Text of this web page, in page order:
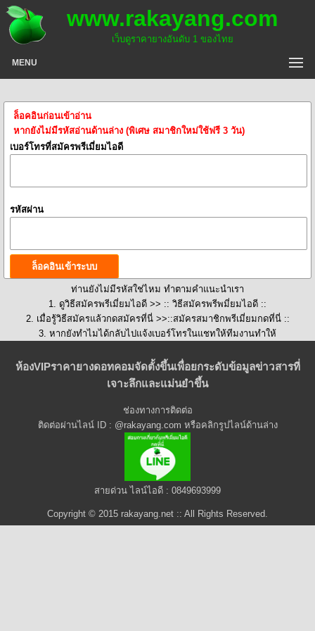
www.rakayang.com
เว็บดูราคายางอันดับ 1 ของไทย
MENU
ล็อคอินก่อนเข้าอ่าน
หากยังไม่มีรหัสอ่านด้านล่าง (พิเศษ สมาชิกใหม่ใช้ฟรี 3 วัน)
เบอร์โทรที่สมัครพรีเมี่ยมไอดี
รหัสผ่าน
ท่านยังไม่มีรหัสใช่ไหม ทำตามคำแนะนำเรา
1. ดูวิธีสมัครพรีเมี่ยมไอดี >> :: วิธีสมัครพรีพมี่ยมไอดี ::
2. เมื่อรู้วิธีสมัครแล้วกดสมัครที่นี่ >>::สมัครสมาชิกพรีเมี่ยมกดที่นี่ ::
3. หากยังทำไมได้กลับไปแจ้งเบอร์โทรในแชทให้ทีมงานทำให้
ห้องVIPราคายางดอทคอมจัดตั้งขึ้นเพื่อยกระดับข้อมูลข่าวสารที่
เจาะลึกและแม่นยำขึ้น
ช่องทางการติดต่อ
ติดต่อผ่านไลน์ ID : @rakayang.com หรือคลิกรูปไลน์ด้านล่าง
สายด่วน ไลน์ไอดี : 0849693999
Copyright © 2015 rakayang.net :: All Rights Reserved.